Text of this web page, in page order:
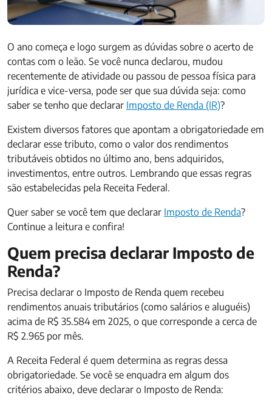
O ano começa e logo surgem as dúvidas sobre o acerto de
contas com o leão. Se você nunca declarou, mudou
recentemente de atividade ou passou de pessoa física para
jurídica e vice-versa, pode ser que sua dúvida seja: como
saber se tenho que declarar Imposto de Renda (IR)?
Existem diversos fatores que apontam a obrigatoriedade em
declarar esse tributo, como o valor dos rendimentos
tributáveis obtidos no último ano, bens adquiridos,
investimentos, entre outros. Lembrando que essas regras
são estabelecidas pela Receita Federal.
Quer saber se você tem que declarar Imposto de Renda?
Continue a leitura e confira!
Quem precisa declarar Imposto de
Renda?
Precisa declarar o Imposto de Renda quem recebeu
rendimentos anuais tributários (como salários e aluguéis)
acima de R$ 35.584 em 2025, o que corresponde a cerca de
R$ 2.965 por mês.
A Receita Federal é quem determina as regras dessa
obrigatoriedade. Se você se enquadra em algum dos
critérios abaixo, deve declarar o Imposto de Renda: